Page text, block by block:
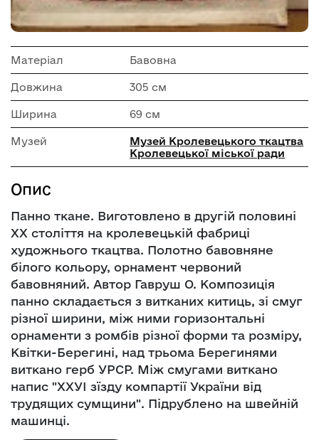
Матеріал Бавовна
Довжина 305 см
Ширина 69 см
Музей
Музей Кролевецького ткацтва
Кролевецької міської ради
Опис
Панно ткане. Виготовлено в другій половині
ХХ століття на кролевецькій фабриці
художнього ткацтва. Полотно бавовняне
білого кольору, орнамент червоний
бавовняний. Автор Гавруш О. Композиція
панно складається з витканих китиць, зі смуг
різної ширини, між ними горизонтальні
орнаменти з ромбів різної форми та розміру,
Квітки-Берегині, над трьома Берегинями
виткано герб УРСР. Між смугами виткано
напис "ХХУІ зїзду компартії України від
трудящих сумщини". Підрублено на швейній
машинці.